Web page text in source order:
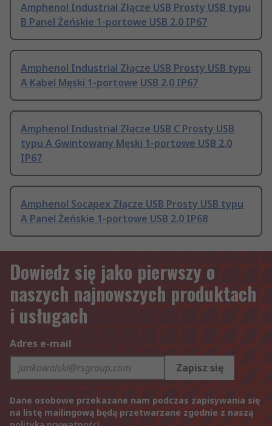
Amphenol Industrial Złącze USB Prosty USB typu
B Panel Żeńskie 1-portowe USB 2.0 IP67
Amphenol Industrial Złącze USB Prosty USB typu
A Kabel Męski 1-portowe USB 2.0 IP67
Amphenol Industrial Złącze USB C Prosty USB
typu A Gwintowany Męski 1-portowe USB 2.0
IP67
Amphenol Socapex Złącze USB Prosty USB typu
A Panel Żeńskie 1-portowe USB 2.0 IP68
Dowiedz się jako pierwszy o
naszych najnowszych produktach
i usługach
Adres e-mail
Zapisz się
Dane osobowe przekazane nam podczas zapisywania się
na listę mailingową będą przetwarzane zgodnie z naszą